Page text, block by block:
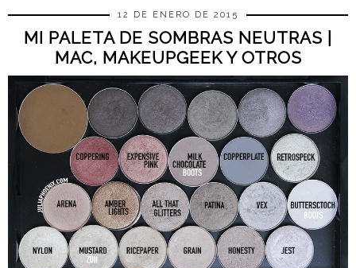
12 DE ENERO DE 2015
MI PALETA DE SOMBRAS NEUTRAS |
MAC, MAKEUPGEEK Y OTROS